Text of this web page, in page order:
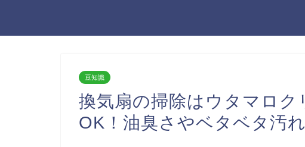
豆知識
換気扇の掃除はウタマロ
OK！油臭さやベタベタ汚